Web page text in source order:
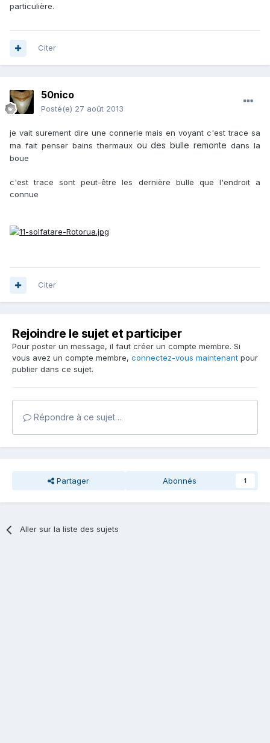
particulière.
Citer
50nico
Posté(e) 27 août 2013
je vait surement dire une connerie mais en voyant c'est trace sa
ma fait penser bains thermaux ou des bulle remonte dans la
boue
c'est trace sont peut-être les dernière bulle que l'endroit a
connue
Citer
Rejoindre le sujet et participer
Pour poster un message, il faut créer un compte membre. Si
vous avez un compte membre, connectez-vous maintenant pour
publier dans ce sujet.
Répondre à ce sujet…
Partager Abonnés 1
Aller sur la liste des sujets